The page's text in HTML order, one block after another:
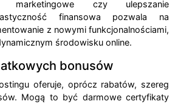
marketingowe czy ulepszanie
finansowa pozwala na
z nowymi funkcjonalnościami,
środowisku online.
bonusów
oferuje, oprócz rabatów, szereg
Mogą to być darmowe certyfikaty